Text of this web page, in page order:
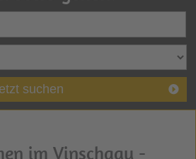
suchen
im Vinschgau -